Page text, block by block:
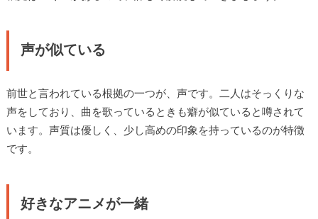
声が似ている
前世と言われている根拠の一つが、声です。二人はそっくりな
声をしており、曲を歌っているときも癖が似ていると噂されて
います。声質は優しく、少し高めの印象を持っているのが特徴
です。
好きなアニメが一緒